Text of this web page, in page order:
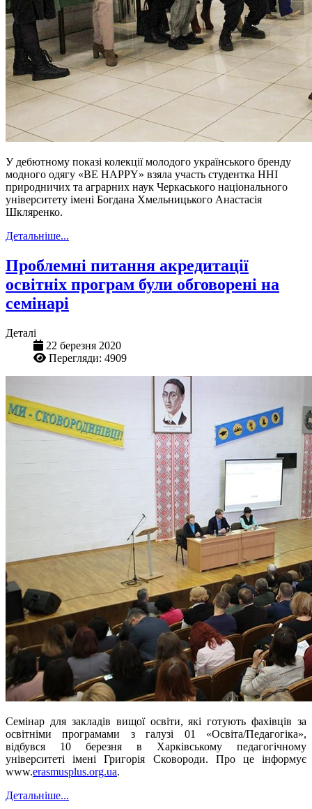
У дебютному показі колекції молодого українського бренду
модного одягу «BE HAPPY» взяла участь студентка ННІ
природничих та аграрних наук Черкаського національного
університету імені Богдана Хмельницького Анастасія
Шкляренко.
Детальніше...
Проблемні питання акредитації
освітніх програм були обговорені на
семінарі
Деталі
22 березня 2020
Перегляди: 4909
Семінар для закладів вищої освіти, які готують фахівців за
освітніми програмами з галузі 01 «Освіта/Педагогіка»,
відбувся 10 березня в Харківському педагогічному
університеті імені Григорія Сковороди. Про це інформує
www.erasmusplus.org.ua.
Детальніше...